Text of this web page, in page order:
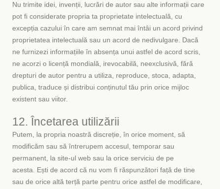
Nu trimite idei, invenții, lucrări de autor sau alte informații care
pot fi considerate propria ta proprietate intelectuală, cu
excepția cazului în care am semnat mai întâi un acord privind
proprietatea intelectuală sau un acord de nedivulgare. Dacă
ne furnizezi informațiile în absența unui astfel de acord scris,
ne acorzi o licență mondială, irevocabilă, neexclusivă, fără
drepturi de autor pentru a utiliza, reproduce, stoca, adapta,
publica, traduce și distribui conținutul tău prin orice mijloc
existent sau viitor.
12. Încetarea utilizării
Putem, la propria noastră discreție, în orice moment, să
modificăm sau să întrerupem accesul, temporar sau
permanent, la site-ul web sau la orice serviciu de pe
acesta. Ești de acord că nu vom fi răspunzători față de tine
sau de orice altă terță parte pentru orice astfel de modificare,